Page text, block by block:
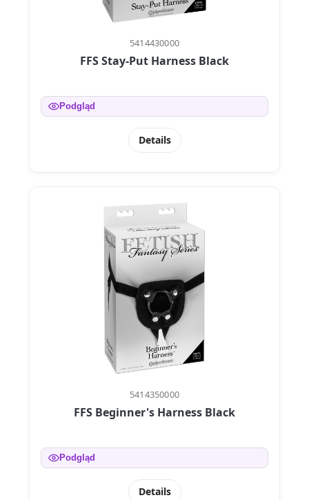
5414430000
FFS Stay-Put Harness Black
Podgląd
Details
5414350000
FFS Beginner's Harness Black
Podgląd
Details